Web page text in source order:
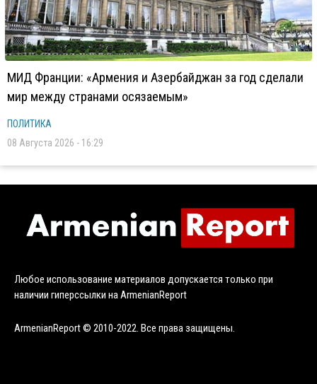
МИД Франции: «Армения и Азербайджан за год сделали
мир между странами осязаемым»
ПОЛИТИКА
08 Августа 2026 - 16:29
Любое использование материалов допускается только при
наличии гиперссылки на ArmenianReport
ArmenianReport © 2010-2022. Все права защищены.